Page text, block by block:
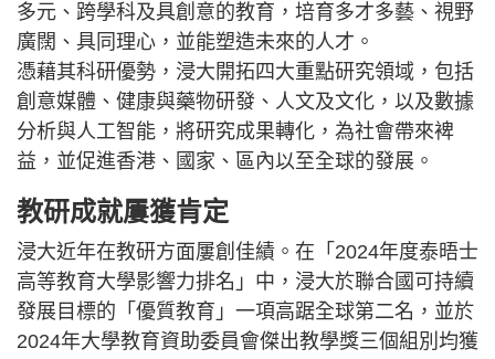
多元、跨學科及具創意的教育，培育多才多藝、視野
廣闊、具同理心，並能塑造未來的人才。
憑藉其科研優勢，浸大開拓四大重點研究領域，包括
創意媒體、健康與藥物研發、人文及文化，以及數據
分析與人工智能，將研究成果轉化，為社會帶來裨
益，並促進香港、國家、區內以至全球的發展。
教研成就屢獲肯定
浸大近年在教研方面屢創佳績。在「2024年度泰晤士
高等教育大學影響力排名」中，浸大於聯合國可持續
發展目標的「優質教育」一項高踞全球第二名，並於
2024年大學教育資助委員會傑出教學獎三個組別均獲